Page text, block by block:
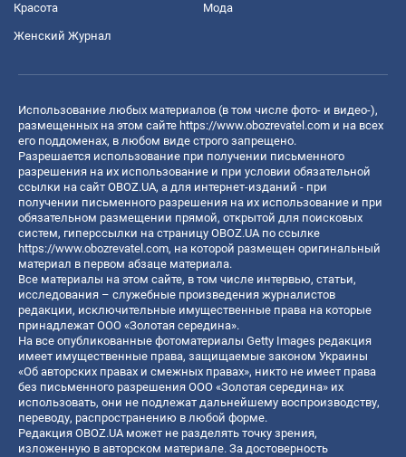
Красота Мода
Женский Журнал
Использование любых материалов (в том числе фото- и видео-),
размещенных на этом сайте https://www.obozrevatel.com и на всех
его поддоменах, в любом виде строго запрещено.
Разрешается использование при получении письменного
разрешения на их использование и при условии обязательной
ссылки на сайт OBOZ.UA, а для интернет-изданий - при
получении письменного разрешения на их использование и при
обязательном размещении прямой, открытой для поисковых
систем, гиперссылки на страницу OBOZ.UA по ссылке
https://www.obozrevatel.com, на которой размещен оригинальный
материал в первом абзаце материала.
Все материалы на этом сайте, в том числе интервью, статьи,
исследования – служебные произведения журналистов
редакции, исключительные имущественные права на которые
принадлежат ООО «Золотая середина».
На все опубликованные фотоматериалы Getty Images редакция
имеет имущественные права, защищаемые законом Украины
«Об авторских правах и смежных правах», никто не имеет права
без письменного разрешения ООО «Золотая середина» их
использовать, они не подлежат дальнейшему воспроизводству,
переводу, распространению в любой форме.
Редакция OBOZ.UA может не разделять точку зрения,
изложенную в авторском материале. За достоверность